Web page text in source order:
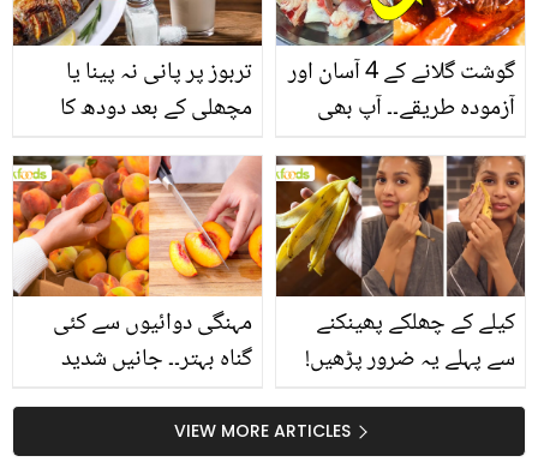
تربوز پر پانی نہ پینا یا
مچھلی کے بعد دودھ کا
استعمال۔۔ جانیں کھانوں
سے متعلق غلط فہمیوں کی
حقیقت کیا ہے اور افواہ
کیا؟
گوشت گلانے کے 4 آسان اور
آزمودہ طریقے۔۔ آپ بھی
جانیں انٹرنیشنل شیف کے
بتائے راز
مہنگی دوائیوں سے کئی
گناہ بہتر۔۔ جانیں شدید
گرمی کے موسم میں آڑو
کیوں کھانا چاہیے؟
کیلے کے چھلکے پھینکنے
سے پہلے یہ ضرور پڑھیں!
جلد کے 3 بڑے مسائل کا
سستا اور قدرتی حلVIEW MORE ARTICLES